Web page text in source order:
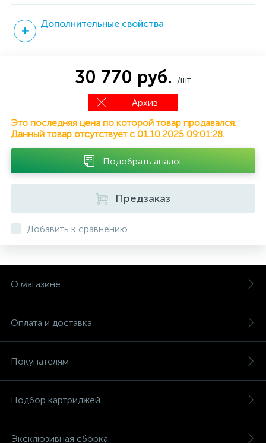
Дополнительные свойства
30 770 руб. /шт
Архив
Это последняя цена по которой товар продавался.
Данный товар отсутствует с 01.10.2025 09:01:28.
Подобрать аналог
Предзаказ
Добавить к сравнению
О магазине
Оплата и доставка
Покупателям
Подбор картриджей
Эксклюзивная сборка